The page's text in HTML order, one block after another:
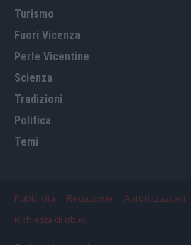
Turismo
Fuori Vicenza
Perle Vicentine
Scienza
Tradizioni
Politica
Temi
Pubblicità Redazione Autorizzazioni
Richiesta di oblio